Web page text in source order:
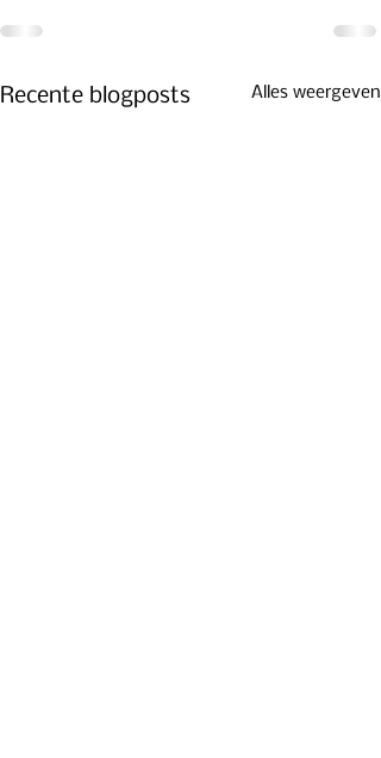
Recente blogposts Alles weergeven